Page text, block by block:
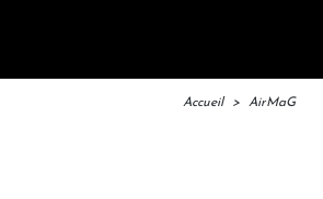
Accueil > AirMaG